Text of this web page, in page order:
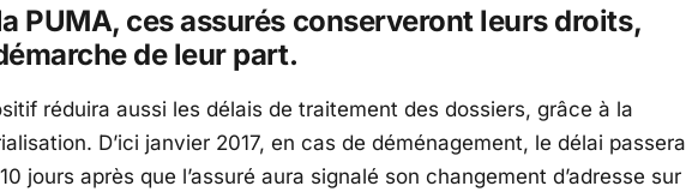
PUMA, ces assurés conserveront leurs droits,
de leur part.
réduira aussi les délais de traitement des dossiers, grâce à la
D’ici janvier 2017, en cas de déménagement, le délai passera
jours après que l’assuré aura signalé son changement d’adresse sur